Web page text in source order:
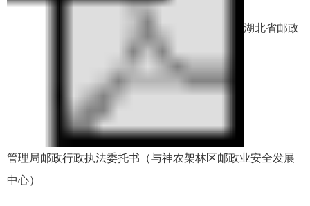
湖北省邮政
管理局邮政行政执法委托书（与神农架林区邮政业安全发展
中心）